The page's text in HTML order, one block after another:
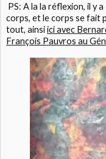
PS: A la la réflexion, il y
corps, et le corps se fait
tout, ainsiici avec
François Pauvros au